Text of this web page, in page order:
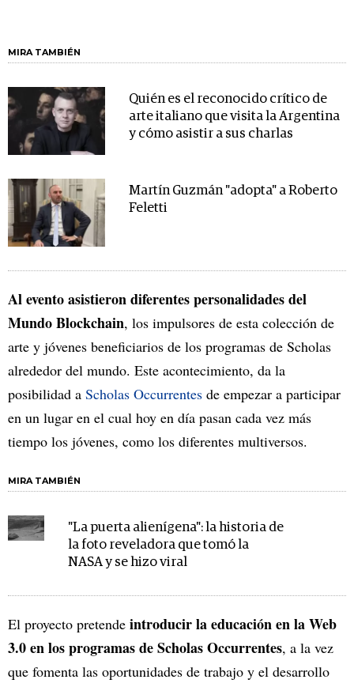
MIRA TAMBIÉN
Quién es el reconocido crítico de
arte italiano que visita la Argentina
y cómo asistir a sus charlas
Martín Guzmán "adopta" a Roberto
Feletti
Al evento asistieron diferentes personalidades del
Mundo Blockchain, los impulsores de esta colección de
arte y jóvenes beneficiarios de los programas de Scholas
alrededor del mundo. Este acontecimiento, da la
posibilidad a Scholas Occurrentes de empezar a participar
en un lugar en el cual hoy en día pasan cada vez más
tiempo los jóvenes, como los diferentes multiversos.
MIRA TAMBIÉN
"La puerta alienígena": la historia de
la foto reveladora que tomó la
NASA y se hizo viral
El proyecto pretende introducir la educación en la Web
3.0 en los programas de Scholas Occurrentes, a la vez
que fomenta las oportunidades de trabajo y el desarrollo